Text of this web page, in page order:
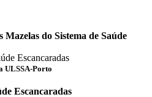
Mazelas do Sistema de Saúde
ULSSA-Porto
Escancaradas